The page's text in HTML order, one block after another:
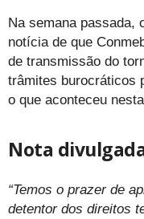
Na semana passada,
notícia de que
de transmissão do
trâmites burocráticos
o que aconteceu
Nota
“Temos o prazer de
detentor dos direitos